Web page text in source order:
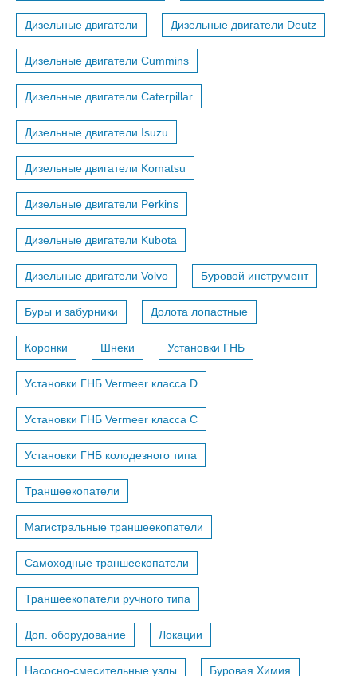
Дизельные двигатели Дизельные двигатели Deutz
Дизельные двигатели Cummins
Дизельные двигатели Caterpillar
Дизельные двигатели Isuzu
Дизельные двигатели Komatsu
Дизельные двигатели Perkins
Дизельные двигатели Kubota
Дизельные двигатели Volvo Буровой инструмент
Буры и забурники Долота лопастные
Коронки Шнеки Установки ГНБ
Установки ГНБ Vermeer класса D
Установки ГНБ Vermeer класса С
Установки ГНБ колодезного типа
Траншеекопатели
Магистральные траншеекопатели
Самоходные траншеекопатели
Траншеекопатели ручного типа
Доп. оборудование Локации
Насосно-смесительные узлы Буровая Химия